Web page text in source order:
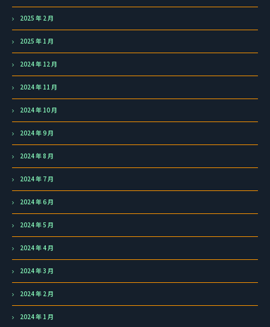
2025 年 2 月
2025 年 1 月
2024 年 12 月
2024 年 11 月
2024 年 10 月
2024 年 9 月
2024 年 8 月
2024 年 7 月
2024 年 6 月
2024 年 5 月
2024 年 4 月
2024 年 3 月
2024 年 2 月
2024 年 1 月